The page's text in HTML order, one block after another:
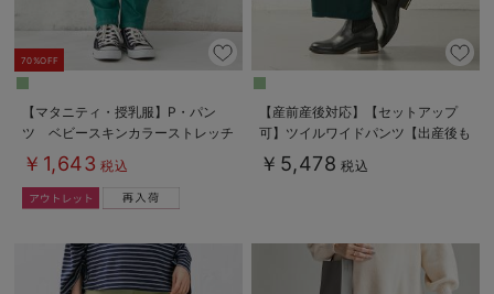
70%OFF
【マタニティ・授乳服】P・パン
ツ ベビースキンカラーストレッチ
シガレット
￥1,643 税込
【産前産後対応】【セットアップ
可】ツイルワイドパンツ【出産後も
長く使える】
￥5,478 税込